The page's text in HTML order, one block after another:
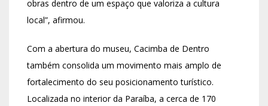
obras dentro de um espaço que valoriza a cultura
local”, afirmou.
Com a abertura do museu, Cacimba de Dentro
também consolida um movimento mais amplo de
fortalecimento do seu posicionamento turístico.
Localizada no interior da Paraíba, a cerca de 170